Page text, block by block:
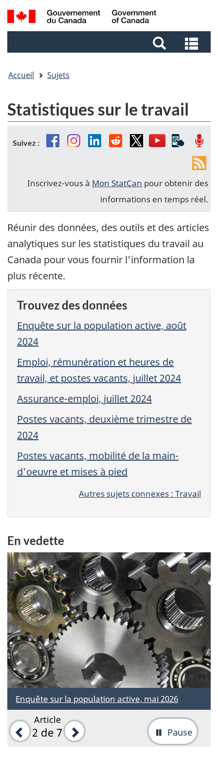
Aller
au
Aller
au
Passer
à
Recherche
et
et
Accueil Sujets
Statistiques sur le travail
Suivez : FacebookInstagram
Linkedin
RedditTwitterYouTube
mobiles
Fils
de
Inscrivez-vous à Mon StatCan pour obtenir des
informations en temps réel.
Réunir des données, des outils et des articles
analytiques sur les statistiques du travail au
Canada pour vous fournir l'information la
plus récente.
Trouvez des données
Enquête sur la population active, août
2024
Emploi, rémunération et heures de
travail, et postes vacants, juillet 2024
Assurance-emploi, juillet 2024
Postes vacants, deuxième trimestre de
2024
Postes vacants, mobilité de la main-
d'oeuvre et mises à pied
Autres sujets connexes : Travail
En vedette
Précédent
Article
2 de 7 Suivant Pause
Enquête sur la population active, mai 2026